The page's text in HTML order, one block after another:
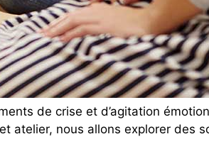
de crise et d’agitation
atelier, nous allons explorer des